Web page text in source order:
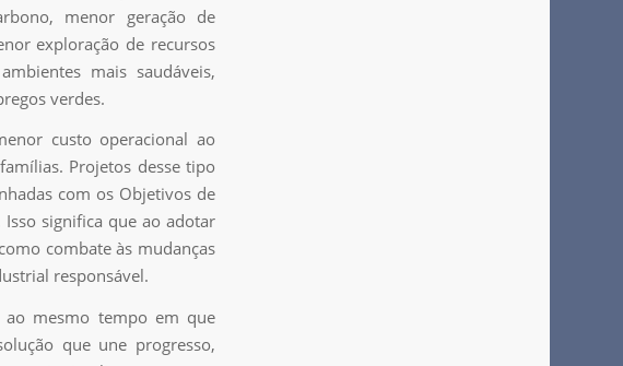
menor geração de
exploração de recursos
mais saudáveis,
verdes.
custo operacional ao
Projetos desse tipo
com os Objetivos de
significa que ao adotar
combate às mudanças
responsável.
ao mesmo tempo em que
que une progresso,